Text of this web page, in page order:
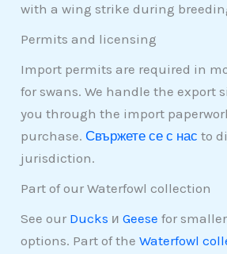
with a wing strike during
Permits and licensing
Import permits are required in
for swans. We handle the export
you through the import
purchase.Свържете се с нас to
jurisdiction.
Part of our Waterfowl collection
See our Ducks иGeese for
options. Part of theWaterfowl